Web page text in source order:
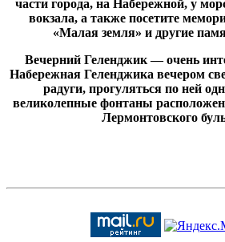
части города, на Набережной, у
вокзала, а также посетите
«Малая земля» и другие
Вечерний Геленджик — очень
Набережная Геленджика вечером
радуги, прогуляться по ней
великолепные фонтаны
Лермонтовского